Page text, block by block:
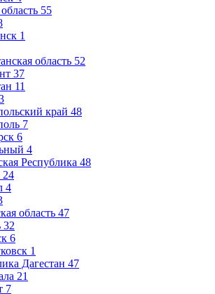
55
1
область 52
37
11
край 48
7
6
4
Республика 48
24
4
область 47
32
6
1
Дагестан 47
21
7